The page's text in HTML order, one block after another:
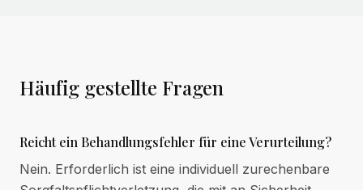
Häufig gestellte Fragen
Reicht ein Behandlungsfehler für eine Verurteilung?
Nein. Erforderlich ist eine individuell zurechenbare